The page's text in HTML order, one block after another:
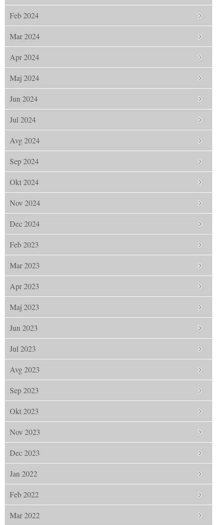
Feb 2024
Mar 2024
Apr 2024
Maj 2024
Jun 2024
Jul 2024
Avg 2024
Sep 2024
Okt 2024
Nov 2024
Dec 2024
Feb 2023
Mar 2023
Apr 2023
Maj 2023
Jun 2023
Jul 2023
Avg 2023
Sep 2023
Okt 2023
Nov 2023
Dec 2023
Jan 2022
Feb 2022
Mar 2022